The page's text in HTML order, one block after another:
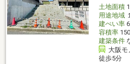
土地面積
用途地域
建ぺい率
容積率
建築条件
大阪モ
徒歩5分